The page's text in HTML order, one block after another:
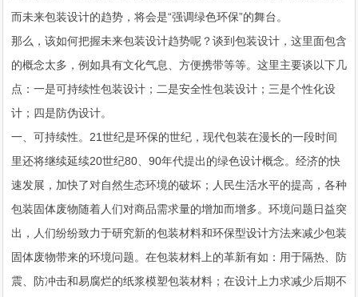
而未来包装设计的趋势，将会是“强调绿色环保”的舞台。
那么，该如何把握未来包装设计趋势呢？谈到包装设计，这里面包含
的概念太多，例如具有文化气息、方便携带等等。这里主要谈以下几
点：一是可持续性包装设计；二是安全性包装设计；三是个性化设
计；四是防伪设计。
一、可持续性。21世纪是环保的世纪，现代包装在漫长的一段时间
里还将继续延续20世纪80、90年代提出的绿色设计概念。经济的快
速发展，加快了对自然生态环境的破坏；人民生活水平的提高，各种
包装固体废物随着人们对商品需求量的增加而增多。环境问题日益突
出，人们纷纷致力于研究新的包装材料和环保型设计方法来减少包装
固体废物带来的环境问题。在包装材料上的革新有如：用于隔热、防
震、防冲击和易腐烂的纸浆模塑包装材料；在设计上力求减少后期不